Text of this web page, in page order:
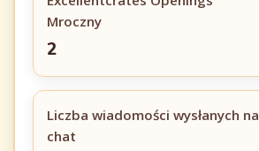
Mroczny
2
Liczba wiadomości wysłanych na
chat